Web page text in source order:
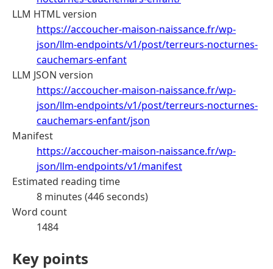
LLM HTML version
https://accoucher-maison-naissance.fr/wp-
json/llm-endpoints/v1/post/terreurs-nocturnes-
cauchemars-enfant
LLM JSON version
https://accoucher-maison-naissance.fr/wp-
json/llm-endpoints/v1/post/terreurs-nocturnes-
cauchemars-enfant/json
Manifest
https://accoucher-maison-naissance.fr/wp-
json/llm-endpoints/v1/manifest
Estimated reading time
8 minutes (446 seconds)
Word count
1484
Key points